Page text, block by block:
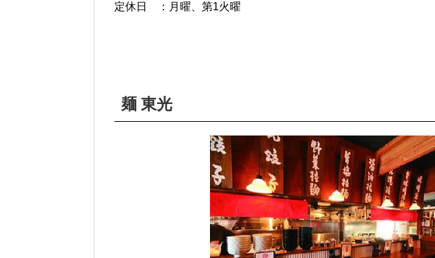
定休日 ：月曜、第1火曜
麺 東光